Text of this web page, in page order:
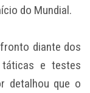
do Mundial.
diante dos
táticas e testes
detalhou que o